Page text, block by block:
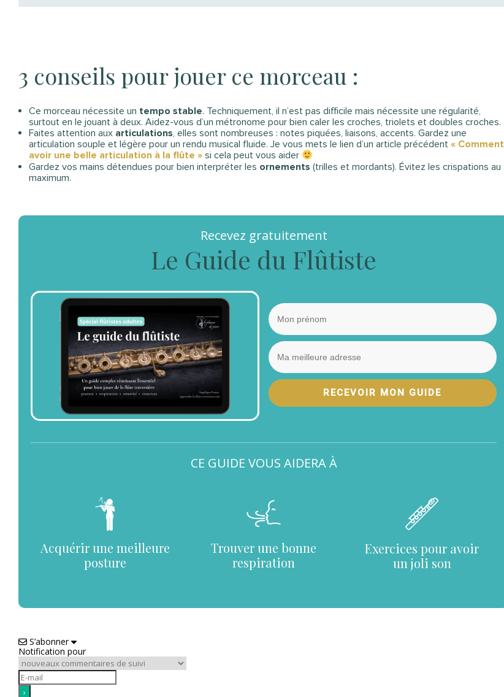
3 conseils pour jouer ce morceau :
Ce morceau nécessite un tempo stable. Techniquement, il n’est pas difficile mais nécessite une régularité,
surtout en le jouant à deux. Aidez-vous d’un métronome pour bien caler les croches, triolets et doubles croches.
Faites attention aux articulations, elles sont nombreuses : notes piquées, liaisons, accents. Gardez une
articulation souple et légère pour un rendu musical fluide. Je vous mets le lien d’un article précédent « Comment
avoir une belle articulation à la flûte » si cela peut vous aider
Gardez vos mains détendues pour bien interpréter les ornements (trilles et mordants). Évitez les crispations au
maximum.
Recevez gratuitement
Le Guide du Flûtiste
RECEVOIR MON GUIDE
CE GUIDE VOUS AIDERA À
Acquérir une meilleure
posture
Trouver une bonne
respiration
Exercices pour avoir
un joli son
S’abonner
Notification pour